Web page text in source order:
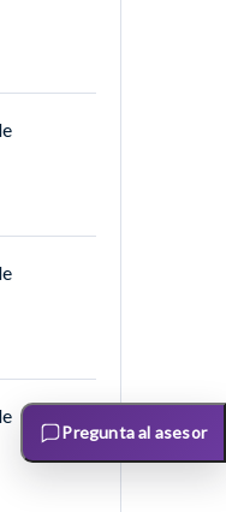
Pregunta al asesor